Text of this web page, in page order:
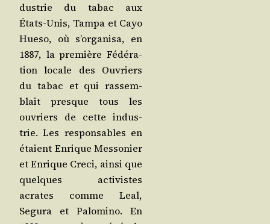
dus­trie du tabac aux
États-Unis, Tam­pa et Cayo
Hue­so, où s’or­ga­ni­sa, en
1887, la pre­mière Fédé­ra­
tion locale des Ouvriers
du tabac et qui ras­sem­
blait presque tous les
ouvriers de cette indus­
trie. Les res­pon­sables en
étaient Enrique Mes­so­nier
et Enrique Cre­ci, ain­si que
quelques acti­vistes
acrates comme Leal,
Segu­ra et Palo­mi­no. En